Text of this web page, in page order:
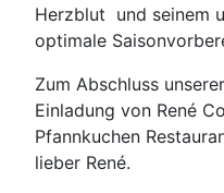
Herzblut und seinem
optimale
Zum Abschluss
Einladung von René
Pfannkuchen
lieber René.